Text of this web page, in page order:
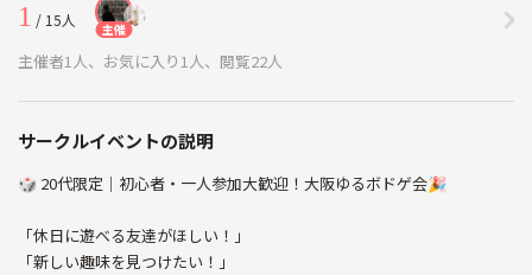
1 / 15人 主催
主催者1人、お気に入り1人、閲覧22人
サークルイベントの説明
🎲 20代限定｜初心者・一人参加大歓迎！大阪ゆるボドゲ会🎉
「休日に遊べる友達がほしい！」
「新しい趣味を見つけたい！」